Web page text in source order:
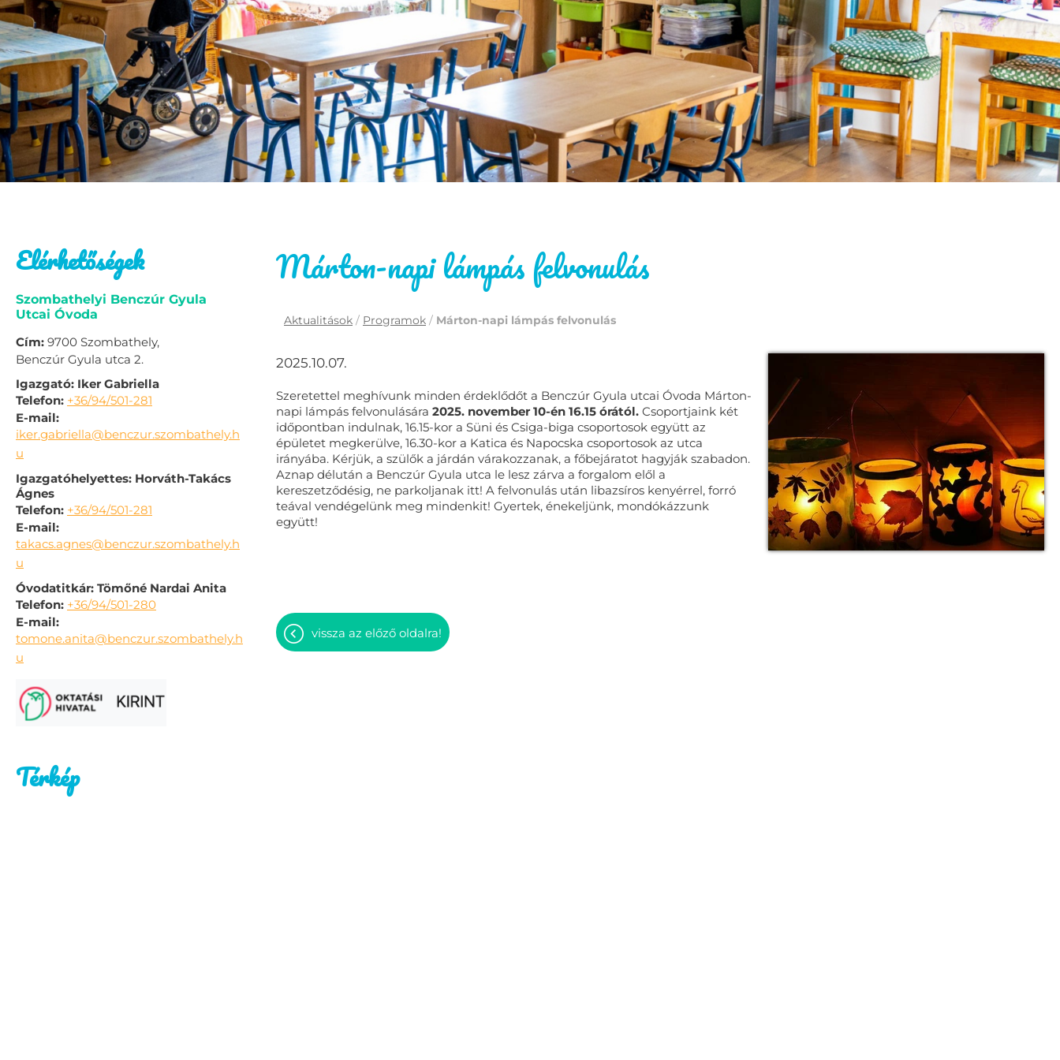
Elérhetőségek
Szombathelyi Benczúr Gyula
Utcai Óvoda
Cím: 9700 Szombathely,
Benczúr Gyula utca 2.
Igazgató: Iker Gabriella
Telefon: +36/94/501-281
E-mail:
iker.gabriella@benczur.szombathely.h
u
Igazgatóhelyettes: Horváth-Takács
Ágnes
Telefon: +36/94/501-281
E-mail:
takacs.agnes@benczur.szombathely.h
u
Óvodatitkár: Tömőné Nardai Anita
Telefon: +36/94/501-280
E-mail:
tomone.anita@benczur.szombathely.h
u
Térkép
Márton-napi lámpás felvonulás
Aktualitások / Programok / Márton-napi lámpás felvonulás
2025.10.07.
Szeretettel meghívunk minden érdeklődőt a Benczúr Gyula utcai Óvoda Márton-
napi lámpás felvonulására 2025. november 10-én 16.15 órától. Csoportjaink két
időpontban indulnak, 16.15-kor a Süni és Csiga-biga csoportosok együtt az
épületet megkerülve, 16.30-kor a Katica és Napocska csoportosok az utca
irányába. Kérjük, a szülők a járdán várakozzanak, a főbejáratot hagyják szabadon.
Aznap délután a Benczúr Gyula utca le lesz zárva a forgalom elől a
kereszetződésig, ne parkoljanak itt! A felvonulás után libazsíros kenyérrel, forró
teával vendégelünk meg mindenkit! Gyertek, énekeljünk, mondókázzunk
együtt!
vissza az előző oldalra!